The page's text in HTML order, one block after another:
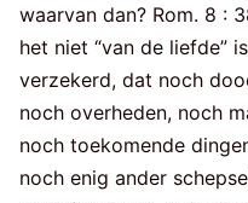
waarvan dan? Rom. 8 :
het niet “van de liefde”
verzekerd, dat noch
noch overheden, noch
noch toekomende
noch enig ander